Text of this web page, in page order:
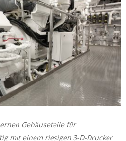
Gehäuseteile für
mit einem riesigen 3-D-Drucker